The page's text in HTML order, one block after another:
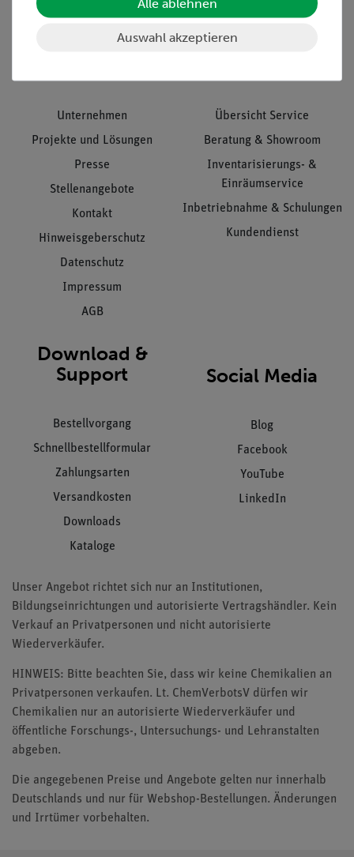
Unternehmen
Projekte und Lösungen
Presse
Stellenangebote
Kontakt
Hinweisgeberschutz
Datenschutz
Impressum
AGB
Übersicht Service
Beratung & Showroom
Inventarisierungs- &
Einräumservice
Inbetriebnahme & Schulungen
Kundendienst
Download &
Support
Bestellvorgang
Schnellbestellformular
Zahlungsarten
Versandkosten
Downloads
Kataloge
Social Media
Blog
Facebook
YouTube
LinkedIn
Unser Angebot richtet sich nur an Institutionen,
Bildungseinrichtungen und autorisierte Vertragshändler. Kein
Verkauf an Privatpersonen und nicht autorisierte
Wiederverkäufer.
HINWEIS: Bitte beachten Sie, dass wir keine Chemikalien an
Privatpersonen verkaufen. Lt. ChemVerbotsV dürfen wir
Chemikalien nur an autorisierte Wiederverkäufer und
öffentliche Forschungs-, Untersuchungs- und Lehranstalten
abgeben.
Die angegebenen Preise und Angebote gelten nur innerhalb
Deutschlands und nur für Webshop-Bestellungen. Änderungen
und Irrtümer vorbehalten.
Alle ablehnen
Auswahl akzeptieren